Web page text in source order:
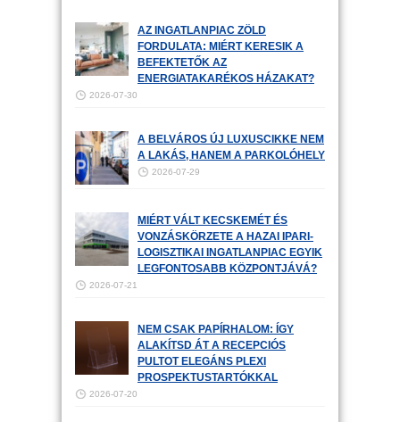
AZ INGATLANPIAC ZÖLD
FORDULATA: MIÉRT KERESIK A
BEFEKTETŐK AZ
ENERGIATAKARÉKOS HÁZAKAT?
2026-07-30
A BELVÁROS ÚJ LUXUSCIKKE NEM
A LAKÁS, HANEM A PARKOLÓHELY
2026-07-29
MIÉRT VÁLT KECSKEMÉT ÉS
VONZÁSKÖRZETE A HAZAI IPARI-
LOGISZTIKAI INGATLANPIAC EGYIK
LEGFONTOSABB KÖZPONTJÁVÁ?
2026-07-21
NEM CSAK PAPÍRHALOM: ÍGY
ALAKÍTSD ÁT A RECEPCIÓS
PULTOT ELEGÁNS PLEXI
PROSPEKTUSTARTÓKKAL
2026-07-20